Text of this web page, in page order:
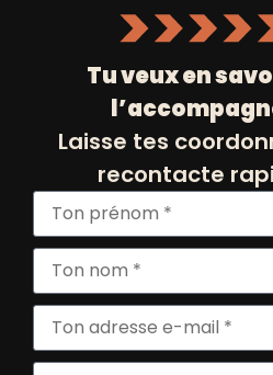
28/10/2025 de
04 Rue des consuls
France
Tu veux en
Laisse tes
recontacte